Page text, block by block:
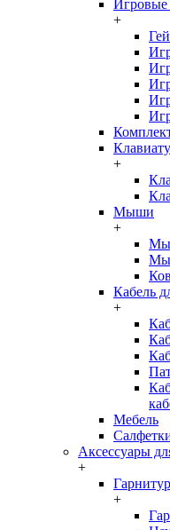
Игровые
+
+
Мыши
+
Кабель
+
Мебель
Аксессуары
+
+